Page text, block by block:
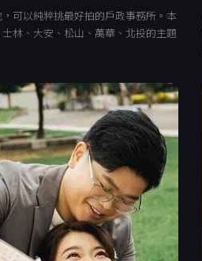
可以純粹挑最好拍的戶政事務所。本
林、大安、松山、萬華、北投的主題